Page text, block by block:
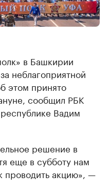
в Башкирии
неблагоприятной
этом принято
сообщил РБК
Вадим
решение в
еще в субботу нам
проводить акцию», —